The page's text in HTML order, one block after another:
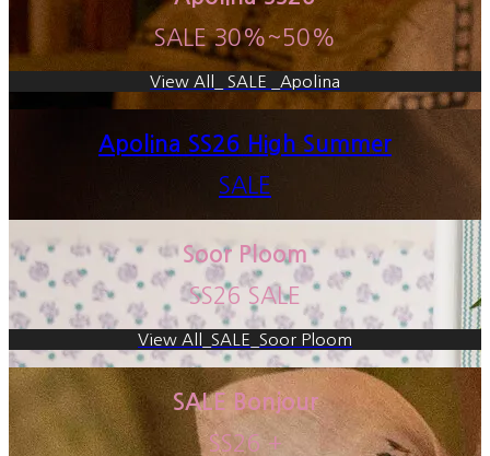
SALE 30%~50%
View All_ SALE _Apolina
Apolina SS26 High Summer
SALE
Soor Ploom
SS26 SALE
View All_SALE_Soor Ploom
SALE Bonjour
SS26 +